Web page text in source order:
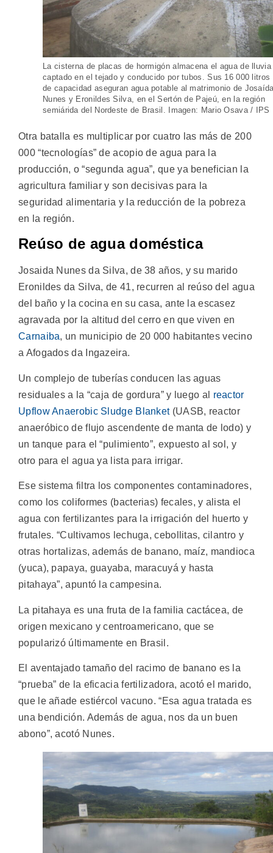
La cisterna de placas de hormigón almacena el agua de lluvia
captado en el tejado y conducido por tubos. Sus 16 000 litros
de capacidad aseguran agua potable al matrimonio de
Nunes y Eronildes Silva, en el Sertón de Pajeú, en la región
semiárida del Nordeste de Brasil. Imagen: Mario Osava / IPS
Otra batalla es multiplicar por cuatro las más de 200
000 “tecnologías” de acopio de agua para la
producción, o “segunda agua”, que ya benefician la
agricultura familiar y son decisivas para la
seguridad alimentaria y la reducción de la pobreza
en la región.
Reúso de agua doméstica
Josaida Nunes da Silva, de 38 años, y su marido
Eronildes da Silva, de 41, recurren al reúso del agua
del baño y la cocina en su casa, ante la escasez
agravada por la altitud del cerro en que viven en
Carnaiba, un municipio de 20 000 habitantes vecino
a Afogados da Ingazeira.
Un complejo de tuberías conducen las aguas
residuales a la “caja de gordura” y luego al reactor
Upflow Anaerobic Sludge Blanket(UASB, reactor
anaeróbico de flujo ascendente de manta de lodo) y
un tanque para el “pulimiento”, expuesto al sol, y
otro para el agua ya lista para irrigar.
Ese sistema filtra los componentes contaminadores,
como los coliformes (bacterias) fecales, y alista el
agua con fertilizantes para la irrigación del huerto y
frutales. “Cultivamos lechuga, cebollitas, cilantro y
otras hortalizas, además de banano, maíz, mandioca
(yuca), papaya, guayaba, maracuyá y hasta
pitahaya”, apuntó la campesina.
La pitahaya es una fruta de la familia cactácea, de
origen mexicano y centroamericano, que se
popularizó últimamente en Brasil.
El aventajado tamaño del racimo de banano es la
“prueba” de la eficacia fertilizadora, acotó el marido,
que le añade estiércol vacuno. “Esa agua tratada es
una bendición. Además de agua, nos da un buen
abono”, acotó Nunes.